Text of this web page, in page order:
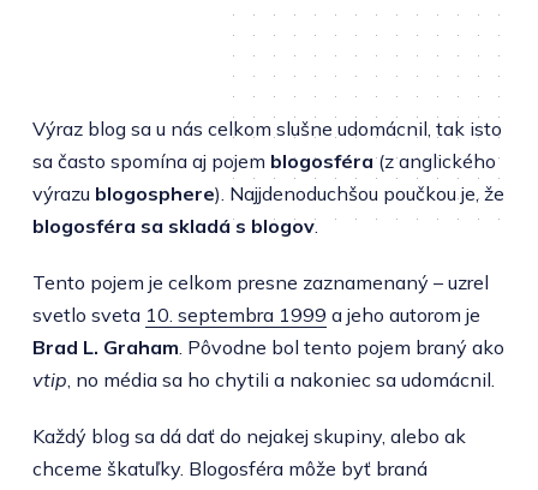
Výraz blog sa u nás celkom slušne udomácnil, tak isto
sa často spomína aj pojem blogosféra(z anglického
výrazu blogosphere). Najjdenoduchšou poučkou je, že
blogosféra sa skladá s blogov.
Tento pojem je celkom presne zaznamenaný – uzrel
svetlo sveta 10. septembra 1999 a jeho autorom je
Brad L. Graham . Pôvodne bol tento pojem braný ako
vtip , no média sa ho chytili a nakoniec sa udomácnil.
Každý blog sa dá dať do nejakej skupiny, alebo ak
chceme škatuľky. Blogosféra môže byť braná